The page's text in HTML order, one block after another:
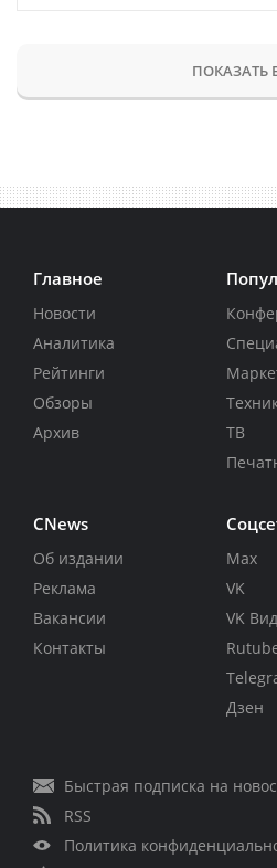
ПОКАЗАТЬ
Главное
Новости
Аналитика
Рейтинги
Обзоры
Архив
ТВ
CNews
Об издании
Реклама
Вакансии
Контакты
Max
VK
VK
Дзен
Быстрая подписка на
RSS
Политика